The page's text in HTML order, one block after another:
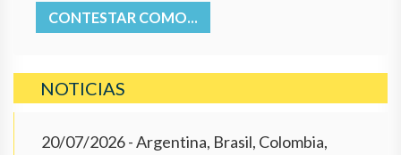
CONTESTAR COMO...
NOTICIAS
20/07/2026- Argentina, Brasil, Colombia,